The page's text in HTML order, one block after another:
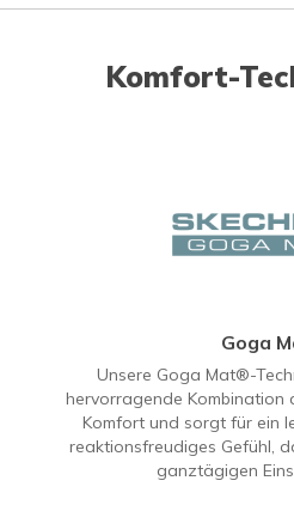
Komfort-
Goga
Unsere Goga Mat®-
hervorragende Kombination
Komfort und sorgt für ein
reaktionsfreudiges Gefühl,
ganztägigen